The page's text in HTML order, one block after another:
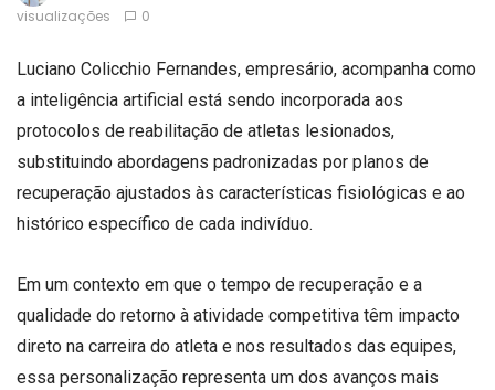
visualizações
0
Luciano Colicchio Fernandes, empresário, acompanha como
a inteligência artificial está sendo incorporada aos
protocolos de reabilitação de atletas lesionados,
substituindo abordagens padronizadas por planos de
recuperação ajustados às características fisiológicas e ao
histórico específico de cada indivíduo.
Em um contexto em que o tempo de recuperação e a
qualidade do retorno à atividade competitiva têm impacto
direto na carreira do atleta e nos resultados das equipes,
essa personalização representa um dos avanços mais